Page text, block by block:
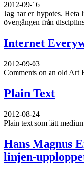
2012-09-16
Jag har en hypotes. Heta
övergången från
Internet
2012-09-03
Comments on an old Art
Plain Text
2012-08-24
Plain text som lätt
Hans Magnus
linjen-